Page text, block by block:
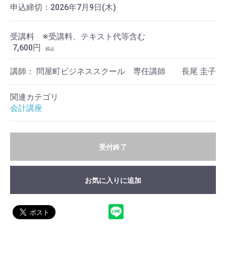
申込締切：2026年7月9日(木)
受講料 ※受講料、テキスト代等含む
7,600円
税込
講師： 問屋町ビジネススクール 専任講師 長尾 圭子
関連カテゴリ
会計講座
受付終了
お気に入りに追加